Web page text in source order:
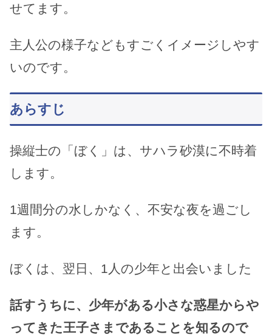
せてます。
主人公の様子などもすごくイメージしやす
いのです。
あらすじ
操縦士の「ぼく」は、サハラ砂漠に不時着
します。
1週間分の水しかなく、不安な夜を過ごし
ます。
ぼくは、翌日、1人の少年と出会いました
話すうちに、少年がある小さな惑星からや
ってきた王子さまであることを知るので